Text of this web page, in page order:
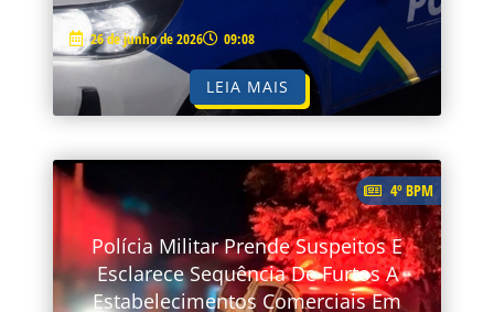
26 de junho de 2026 09:08
LEIA MAIS
4º BPM
Polícia Militar Prende Suspeitos E
Esclarece Sequência De Furtos A
Estabelecimentos Comerciais Em